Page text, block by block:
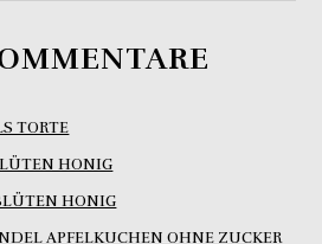
TORTE
HONIG
HONIG
APFELKUCHEN OHNE ZUCKER